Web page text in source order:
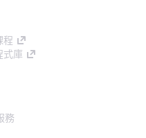
程
式庫
務